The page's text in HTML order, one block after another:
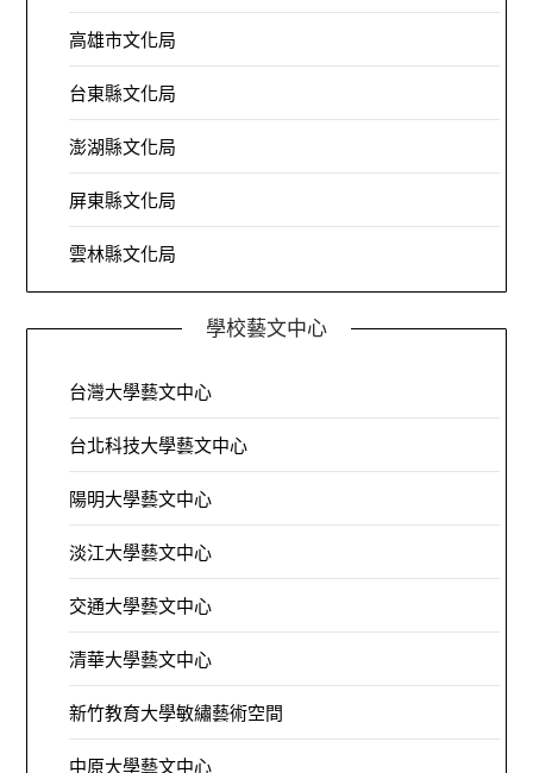
高雄市文化局
台東縣文化局
澎湖縣文化局
屏東縣文化局
雲林縣文化局
學校藝文中心
台灣大學藝文中心
台北科技大學藝文中心
陽明大學藝文中心
淡江大學藝文中心
交通大學藝文中心
清華大學藝文中心
新竹教育大學敏繡藝術空間
中原大學藝文中心